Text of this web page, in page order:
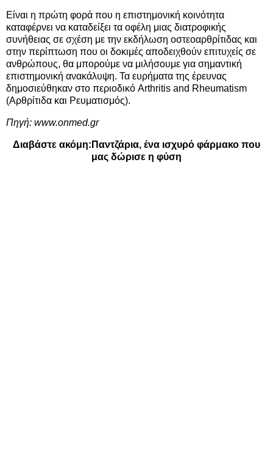
Είναι η πρώτη φορά που η επιστημονική κοινότητα
καταφέρνει να καταδείξει τα οφέλη μιας διατροφικής
συνήθειας σε σχέση με την εκδήλωση οστεοαρθρίτιδας και
στην περίπτωση που οι δοκιμές αποδειχθούν επιτυχείς σε
ανθρώπους, θα μπορούμε να μιλήσουμε για σημαντική
επιστημονική ανακάλυψη. Τα ευρήματα της έρευνας
δημοσιεύθηκαν στο περιοδικό Arthritis and Rheumatism
(Αρθρίτιδα και Ρευματισμός).
Πηγή: www.onmed.gr
Διαβάστε ακόμη: Παντζάρια, ένα ισχυρό φάρμακο που
μας δώρισε η φύση